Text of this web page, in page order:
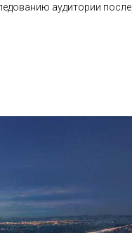
аудитории